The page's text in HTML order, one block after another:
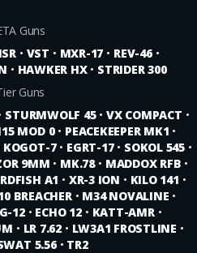
Guns
• VST • MXR-17 • REV-46 •
• HAWKER HX • STRIDER 300
Guns
STURMWOLF 45 • VX COMPACT •
MOD 0 • PEACEKEEPER MK1 •
KOGOT-7 • EGRT-17 • SOKOL 545 •
9MM • MK.78 • MADDOX RFB •
A1 • XR-3 ION • KILO 141 •
BREACHER • M34 NOVALINE •
12 • ECHO 12 • KATT-AMR •
• LR 7.62 • LW3A1 FROSTLINE •
5.56 • TR2